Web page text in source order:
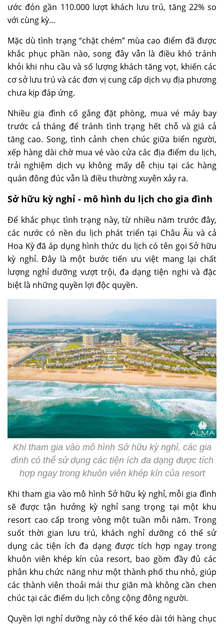
ước đón gần 110.000 lượt khách lưu trú, tăng 22% so
với cùng kỳ…
Mặc dù tình trạng “chặt chém” mùa cao điểm đã được
khắc phục phần nào, song đây vẫn là điều khó tránh
khỏi khi nhu cầu và số lượng khách tăng vọt, khiến các
cơ sở lưu trú và các đơn vị cung cấp dịch vụ địa phương
chưa kịp đáp ứng.
Nhiều gia đình cố gắng đặt phòng, mua vé máy bay
trước cả tháng để tránh tình trạng hết chỗ và giá cả
tăng cao. Song, tình cảnh chen chúc giữa biển người,
xếp hàng dài chờ mua vé vào cửa các địa điểm du lịch,
trải nghiệm dịch vụ không mấy dễ chịu tại các hàng
quán đông đúc vẫn là điều thường xuyên xảy ra.
Sở hữu kỳ nghỉ - mô hình du lịch cho gia đình
Để khắc phục tình trạng này, từ nhiều năm trước đây,
các nước có nền du lịch phát triển tại Châu Âu và cả
Hoa Kỳ đã áp dụng hình thức du lịch có tên gọi Sở hữu
kỳ nghỉ. Đây là một bước tiến ưu việt mang lại chất
lượng nghỉ dưỡng vượt trội, đa dạng tiện nghi và đặc
biệt là những quyền lợi độc quyền.
Khi tham gia vào mô hình Sở hữu kỳ nghỉ, các gia
đình có thể sử dụng các tiện ích đa dạng được tích
hợp ngay trong khuôn viên khép kín của resort
Khi tham gia vào mô hình Sở hữu kỳ nghỉ, mỗi gia đình
sẽ được tận hưởng kỳ nghỉ sang trọng tại một khu
resort cao cấp trong vòng một tuần mỗi năm. Trong
suốt thời gian lưu trú, khách nghỉ dưỡng có thể sử
dụng các tiện ích đa dạng được tích hợp ngay trong
khuôn viên khép kín của resort, bao gồm đầy đủ các
phân khu chức năng như một thành phố thu nhỏ, giúp
các thành viên thoải mái thư giãn mà không cần chen
chúc tại các điểm du lịch công cộng đông người.
Quyền lợi nghỉ dưỡng này có thể kéo dài tới hàng chục